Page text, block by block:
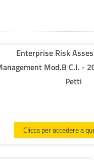
Enterprise Risk
Mod.B C.I. -
Petti
Clicca per accedere a